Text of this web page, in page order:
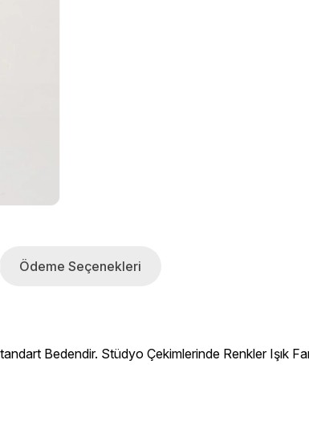
Ödeme Seçenekleri
Bedendir. Stüdyo Çekimlerinde Renkler Işık